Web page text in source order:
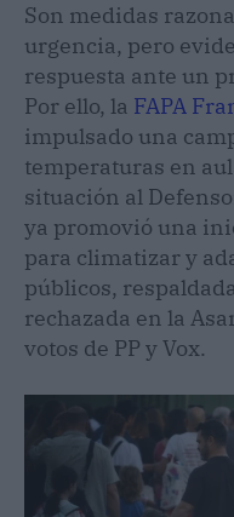
Son medidas
urgencia, pero
respuesta ante un
Por ello, la FAPA
impulsado una
temperaturas en
situación al
ya promovió una
para climatizar y
públicos,
rechazada en la
votos de PP y Vox.